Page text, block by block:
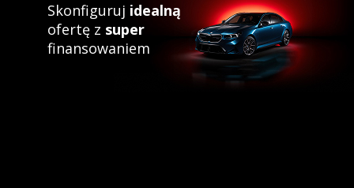
Skonfiguruj idealną
ofertę z super
finansowaniem